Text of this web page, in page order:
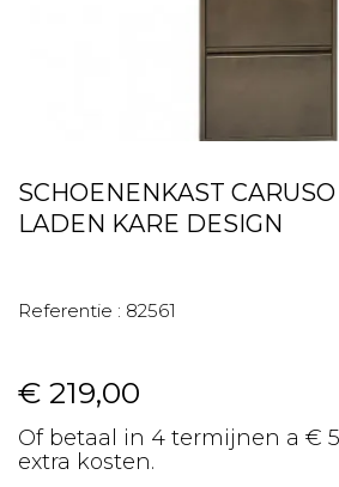
SCHOENENKAST
LADEN KARE DESIGN
Referentie : 82561
€ 219,00
Of betaal in 4 termijnen a €
extra kosten.